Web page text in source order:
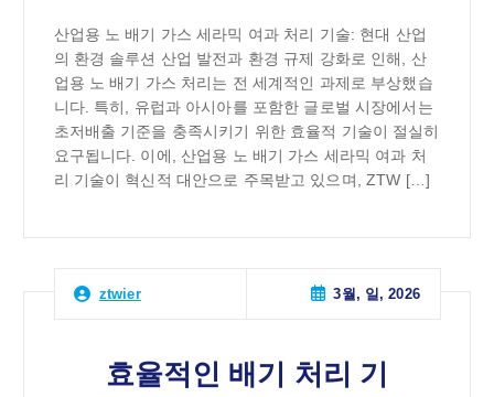
산업용 노 배기 가스 세라믹 여과 처리 기술: 현대 산업
의 환경 솔루션 산업 발전과 환경 규제 강화로 인해, 산
업용 노 배기 가스 처리는 전 세계적인 과제로 부상했습
니다. 특히, 유럽과 아시아를 포함한 글로벌 시장에서는
초저배출 기준을 충족시키기 위한 효율적 기술이 절실히
요구됩니다. 이에, 산업용 노 배기 가스 세라믹 여과 처
리 기술이 혁신적 대안으로 주목받고 있으며, ZTW […]
ztwier 3월, 일, 2026
효율적인 배기 처리 기